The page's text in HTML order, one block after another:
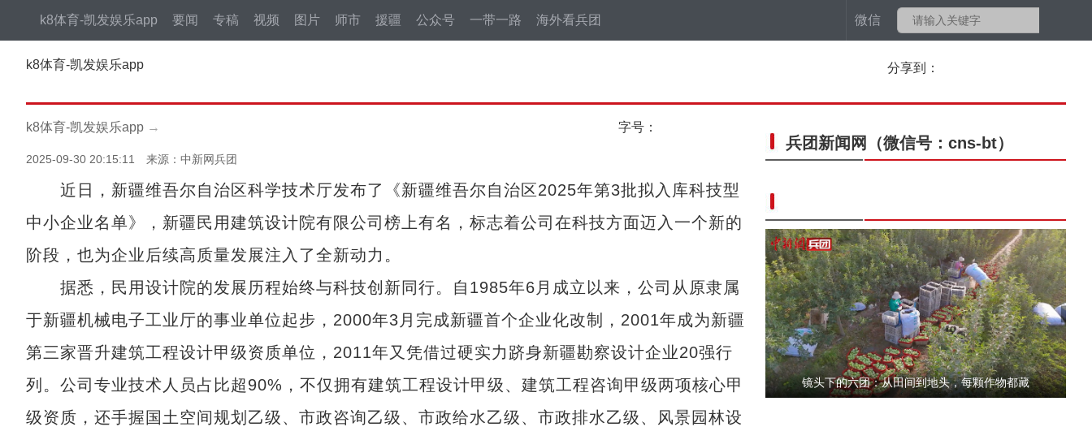
微信
k8体育-凯发娱乐app 要闻 专稿 视频 图片 师市 援疆 公众号 一带一路 海外看兵团
k8体育-凯发娱乐app 分享到：
k8体育-凯发娱乐app → 字号：
2025-09-30 20:15:11 来源：中新网兵团
近日，新疆维吾尔自治区科学技术厅发布了《新疆维吾尔自治区2025年第3批拟入库科技型
中小企业名单》，新疆民用建筑设计院有限公司榜上有名，标志着公司在科技方面迈入一个新的
阶段，也为企业后续高质量发展注入了全新动力。
据悉，民用设计院的发展历程始终与科技创新同行。自1985年6月成立以来，公司从原隶属
于新疆机械电子工业厅的事业单位起步，2000年3月完成新疆首个企业化改制，2001年成为新疆
第三家晋升建筑工程设计甲级资质单位，2011年又凭借过硬实力跻身新疆勘察设计企业20强行
列。公司专业技术人员占比超90%，不仅拥有建筑工程设计甲级、建筑工程咨询甲级两项核心甲
级资质，还手握国土空间规划乙级、市政咨询乙级、市政给水乙级、市政排水乙级、风景园林设
兵团新闻网 （微信号：cns-bt）
镜头下的六团：从田间到地头，每颗作物都藏